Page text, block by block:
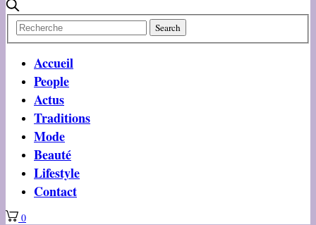
Accueil
People
Actus
Traditions
Mode
Beauté
Lifestyle
Contact
0